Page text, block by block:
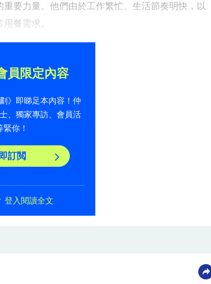
要力量。他們由於工作繁忙、生活節奏明快，以
餐需求。
員限定內容
》即睇足本內容！仲
、獨家專訪、會員活
緊你！
訂閲
登入閱讀全文